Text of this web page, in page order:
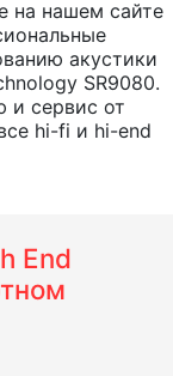
на нашем сайте
акустики
SR9080.
и сервис от
hi-fi и hi-end
End